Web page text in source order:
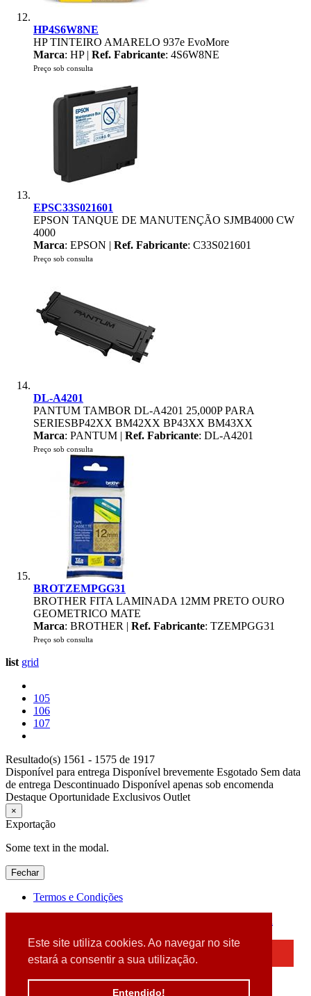
Este site utiliza cookies. Ao navegar no site
estará a consentir a sua utilização.
Entendido!
HP4S6W8NE
HP TINTEIRO AMARELO 937e EvoMore
Marca: HP | Ref. Fabricante: 4S6W8NE
Preço sob consulta
EPSC33S021601
EPSON TANQUE DE MANUTENÇÃO SJMB4000 CW
4000
Marca: EPSON | Ref. Fabricante: C33S021601
Preço sob consulta
DL-A4201
PANTUM TAMBOR DL-A4201 25,000P PARA
SERIESBP42XX BM42XX BP43XX BM43XX
Marca: PANTUM | Ref. Fabricante: DL-A4201
Preço sob consulta
BROTZEMPGG31
BROTHER FITA LAMINADA 12MM PRETO OURO
GEOMETRICO MATE
Marca: BROTHER | Ref. Fabricante: TZEMPGG31
Preço sob consulta
list grid
105
106
107
Resultado(s) 1561 - 1575 de 1917
Disponível para entrega Disponível brevemente Esgotado Sem data
de entrega Descontinuado Disponível apenas sob encomenda
Destaque Oportunidade Exclusivos Outlet
×
Exportação
Some text in the modal.
Fechar
Termos e Condições
Detectamos que está a usar um browser desatualizado
Por favor, atualize o seu browser